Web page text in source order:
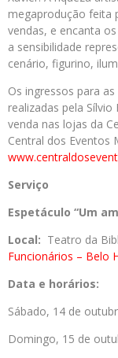
megaprodução feita
vendas, e encanta
a sensibilidade
cenário, figurino,
Os ingressos para
realizadas pela
venda nas lojas da
Central dos Eventos
Serviço
Espetáculo “Um
Local: Teatro da
Funcionários – Belo
Data e horários:
Sábado, 14 de
Domingo, 15 de